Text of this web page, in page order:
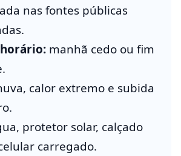
nas fontes públicas
manhã cedo ou fim
calor extremo e subida
protetor solar, calçado
carregado.